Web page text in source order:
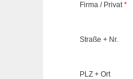
Firma / Privat*
Straße + Nr.
PLZ + Ort